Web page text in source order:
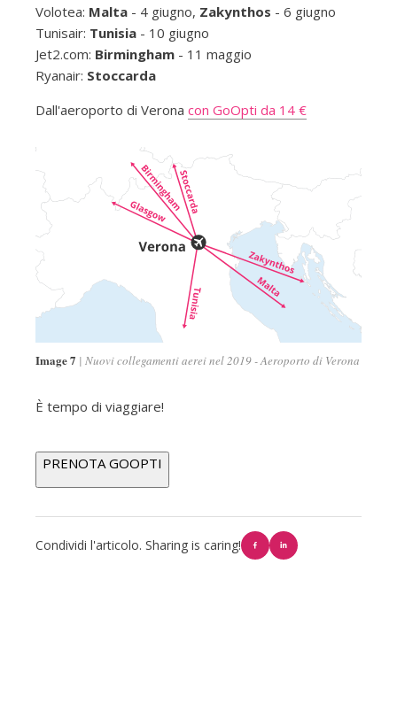
Volotea: Malta- 4 giugno, Zakynthos - 6 giugno
Tunisair: Tunisia- 10 giugno
Jet2.com: Birmingham- 11 maggio
Ryanair: Stoccarda
Dall'aeroporto di Verona con GoOpti da 14 €
Image 7 Nuovi collegamenti aerei nel 2019 - Aeroporto di Verona
È tempo di viaggiare!
PRENOTA GOOPTI
Condividi l'articolo. Sharing is caring!